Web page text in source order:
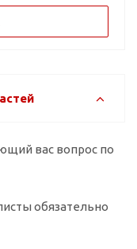
вас вопрос по
обязательно